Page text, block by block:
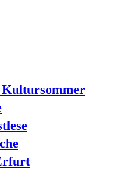
Kultursommer